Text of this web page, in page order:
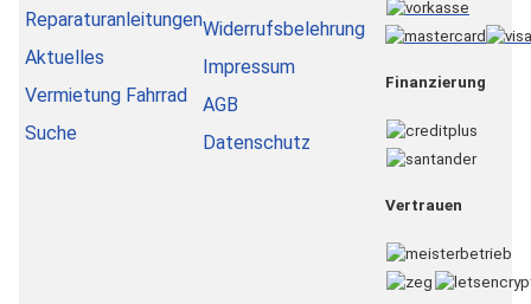
Reparaturanleitungen
Aktuelles
Vermietung Fahrrad
Suche
Widerrufsbelehrung
Impressum
AGB
Datenschutz
Finanzierung
Vertrauen